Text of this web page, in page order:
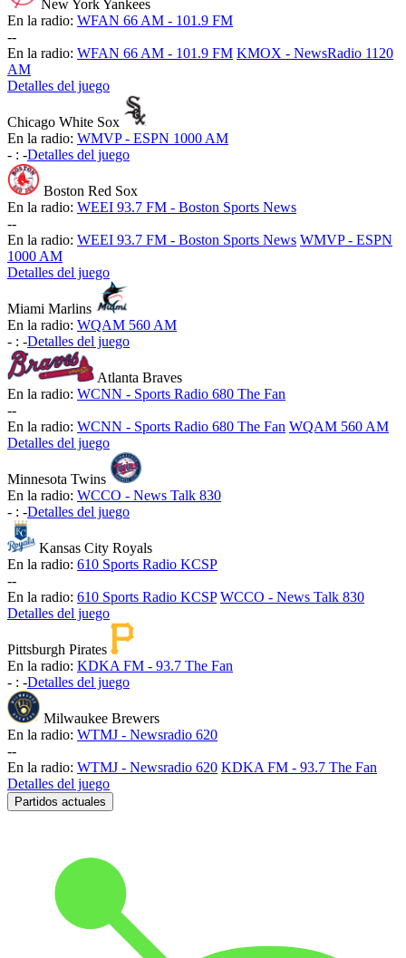
New York Yankees
En la radio: WFAN 66 AM - 101.9 FM
--
En la radio: WFAN 66 AM - 101.9 FM KMOX - NewsRadio 1120
AM
Detalles del juego
Chicago White Sox
En la radio: WMVP - ESPN 1000 AM
- : -Detalles del juego
Boston Red Sox
En la radio: WEEI 93.7 FM - Boston Sports News
--
En la radio: WEEI 93.7 FM - Boston Sports News WMVP - ESPN
1000 AM
Detalles del juego
Miami Marlins
En la radio: WQAM 560 AM
- : -Detalles del juego
Atlanta Braves
En la radio: WCNN - Sports Radio 680 The Fan
--
En la radio: WCNN - Sports Radio 680 The Fan WQAM 560 AM
Detalles del juego
Minnesota Twins
En la radio: WCCO - News Talk 830
- : -Detalles del juego
Kansas City Royals
En la radio: 610 Sports Radio KCSP
--
En la radio: 610 Sports Radio KCSP WCCO - News Talk 830
Detalles del juego
Pittsburgh Pirates
En la radio: KDKA FM - 93.7 The Fan
- : -Detalles del juego
Milwaukee Brewers
En la radio: WTMJ - Newsradio 620
--
En la radio: WTMJ - Newsradio 620 KDKA FM - 93.7 The Fan
Detalles del juego
Partidos actuales